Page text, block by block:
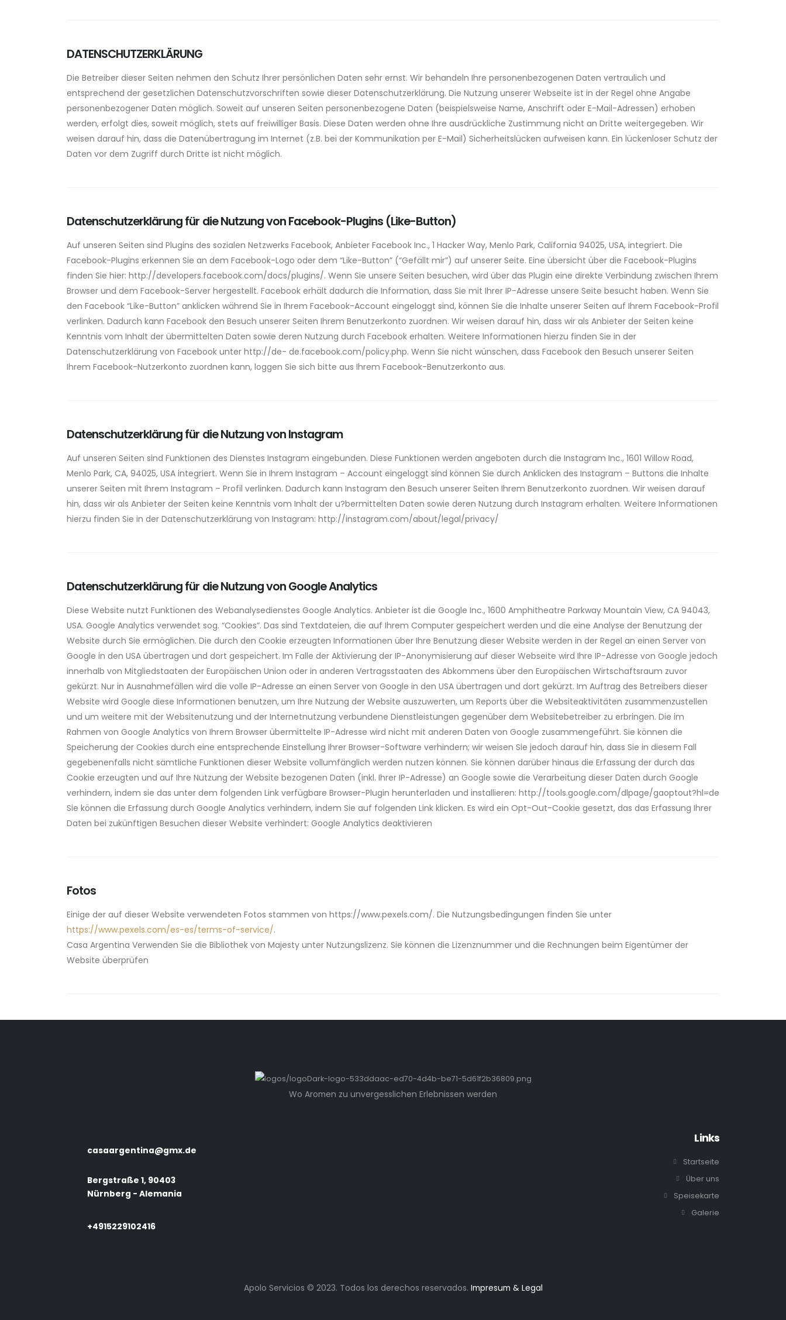
DATENSCHUTZERKLÄRUNG
Die Betreiber dieser Seiten nehmen den Schutz Ihrer persönlichen Daten sehr ernst. Wir behandeln Ihre personenbezogenen Daten vertraulich und
entsprechend der gesetzlichen Datenschutzvorschriften sowie dieser Datenschutzerklärung. Die Nutzung unserer Webseite ist in der Regel ohne Angabe
personenbezogener Daten möglich. Soweit auf unseren Seiten personenbezogene Daten (beispielsweise Name, Anschrift oder E-Mail-Adressen) erhoben
werden, erfolgt dies, soweit möglich, stets auf freiwilliger Basis. Diese Daten werden ohne Ihre ausdrückliche Zustimmung nicht an Dritte weitergegeben. Wir
weisen darauf hin, dass die Datenübertragung im Internet (z.B. bei der Kommunikation per E-Mail) Sicherheitslücken aufweisen kann. Ein lückenloser Schutz der
Daten vor dem Zugriff durch Dritte ist nicht möglich.
Datenschutzerklärung für die Nutzung von Facebook-Plugins (Like-Button)
Auf unseren Seiten sind Plugins des sozialen Netzwerks Facebook, Anbieter Facebook Inc., 1 Hacker Way, Menlo Park, California 94025, USA, integriert. Die
Facebook-Plugins erkennen Sie an dem Facebook-Logo oder dem “Like-Button” (“Gefällt mir”) auf unserer Seite. Eine übersicht über die Facebook-Plugins
finden Sie hier: http://developers.facebook.com/docs/plugins/. Wenn Sie unsere Seiten besuchen, wird über das Plugin eine direkte Verbindung zwischen Ihrem
Browser und dem Facebook-Server hergestellt. Facebook erhält dadurch die Information, dass Sie mit Ihrer IP-Adresse unsere Seite besucht haben. Wenn Sie
den Facebook “Like-Button” anklicken während Sie in Ihrem Facebook-Account eingeloggt sind, können Sie die Inhalte unserer Seiten auf Ihrem Facebook-Profil
verlinken. Dadurch kann Facebook den Besuch unserer Seiten Ihrem Benutzerkonto zuordnen. Wir weisen darauf hin, dass wir als Anbieter der Seiten keine
Kenntnis vom Inhalt der übermittelten Daten sowie deren Nutzung durch Facebook erhalten. Weitere Informationen hierzu finden Sie in der
Datenschutzerklärung von Facebook unter http://de- de.facebook.com/policy.php. Wenn Sie nicht wünschen, dass Facebook den Besuch unserer Seiten
Ihrem Facebook-Nutzerkonto zuordnen kann, loggen Sie sich bitte aus Ihrem Facebook-Benutzerkonto aus.
Datenschutzerklärung für die Nutzung von Instagram
Auf unseren Seiten sind Funktionen des Dienstes Instagram eingebunden. Diese Funktionen werden angeboten durch die Instagram Inc., 1601 Willow Road,
Menlo Park, CA, 94025, USA integriert. Wenn Sie in Ihrem Instagram – Account eingeloggt sind können Sie durch Anklicken des Instagram – Buttons die Inhalte
unserer Seiten mit Ihrem Instagram – Profil verlinken. Dadurch kann Instagram den Besuch unserer Seiten Ihrem Benutzerkonto zuordnen. Wir weisen darauf
hin, dass wir als Anbieter der Seiten keine Kenntnis vom Inhalt der u?bermittelten Daten sowie deren Nutzung durch Instagram erhalten. Weitere Informationen
hierzu finden Sie in der Datenschutzerklärung von Instagram: http://instagram.com/about/legal/privacy/
Datenschutzerklärung für die Nutzung von Google Analytics
Diese Website nutzt Funktionen des Webanalysedienstes Google Analytics. Anbieter ist die Google Inc., 1600 Amphitheatre Parkway Mountain View, CA 94043,
USA. Google Analytics verwendet sog. “Cookies”. Das sind Textdateien, die auf Ihrem Computer gespeichert werden und die eine Analyse der Benutzung der
Website durch Sie ermöglichen. Die durch den Cookie erzeugten Informationen über Ihre Benutzung dieser Website werden in der Regel an einen Server von
Google in den USA übertragen und dort gespeichert. Im Falle der Aktivierung der IP-Anonymisierung auf dieser Webseite wird Ihre IP-Adresse von Google jedoch
innerhalb von Mitgliedstaaten der Europäischen Union oder in anderen Vertragsstaaten des Abkommens über den Europäischen Wirtschaftsraum zuvor
gekürzt. Nur in Ausnahmefällen wird die volle IP-Adresse an einen Server von Google in den USA übertragen und dort gekürzt. Im Auftrag des Betreibers dieser
Website wird Google diese Informationen benutzen, um Ihre Nutzung der Website auszuwerten, um Reports über die Websiteaktivitäten zusammenzustellen
und um weitere mit der Websitenutzung und der Internetnutzung verbundene Dienstleistungen gegenüber dem Websitebetreiber zu erbringen. Die im
Rahmen von Google Analytics von Ihrem Browser übermittelte IP-Adresse wird nicht mit anderen Daten von Google zusammengeführt. Sie können die
Speicherung der Cookies durch eine entsprechende Einstellung Ihrer Browser-Software verhindern; wir weisen Sie jedoch darauf hin, dass Sie in diesem Fall
gegebenenfalls nicht sämtliche Funktionen dieser Website vollumfänglich werden nutzen können. Sie können darüber hinaus die Erfassung der durch das
Cookie erzeugten und auf Ihre Nutzung der Website bezogenen Daten (inkl. Ihrer IP-Adresse) an Google sowie die Verarbeitung dieser Daten durch Google
verhindern, indem sie das unter dem folgenden Link verfügbare Browser-Plugin herunterladen und installieren: http://tools.google.com/dlpage/gaoptout?hl=de
Sie können die Erfassung durch Google Analytics verhindern, indem Sie auf folgenden Link klicken. Es wird ein Opt-Out-Cookie gesetzt, das das Erfassung Ihrer
Daten bei zukünftigen Besuchen dieser Website verhindert: Google Analytics deaktivieren
Fotos
Einige der auf dieser Website verwendeten Fotos stammen von https://www.pexels.com/. Die Nutzungsbedingungen finden Sie unter
https://www.pexels.com/es-es/terms-of-service/.
Casa Argentina Verwenden Sie die Bibliothek von Majesty unter Nutzungslizenz. Sie können die Lizenznummer und die Rechnungen beim Eigentümer der
Website überprüfen
Wo Aromen zu unvergesslichen Erlebnissen werden
casaargentina@gmx.de
Bergstraße 1, 90403
Nürnberg - Alemania
+4915229102416
Links
Startseite
Über uns
Speisekarte
Galerie
Apolo Servicios © 2023. Todos los derechos reservados. Impresum & Legal